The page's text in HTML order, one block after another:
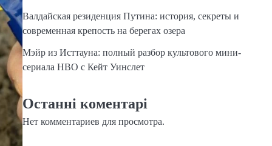
Валдайская резиденция Путина: история, секреты и
современная крепость на берегах озера
Мэйр из Исттауна: полный разбор культового мини-
сериала HBO с Кейт Уинслет
Останні коментарі
Нет комментариев для просмотра.